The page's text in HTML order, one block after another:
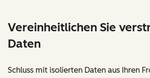
Vereinheitlichen Sie
Daten
Schluss mit isolierten Daten aus Ihren